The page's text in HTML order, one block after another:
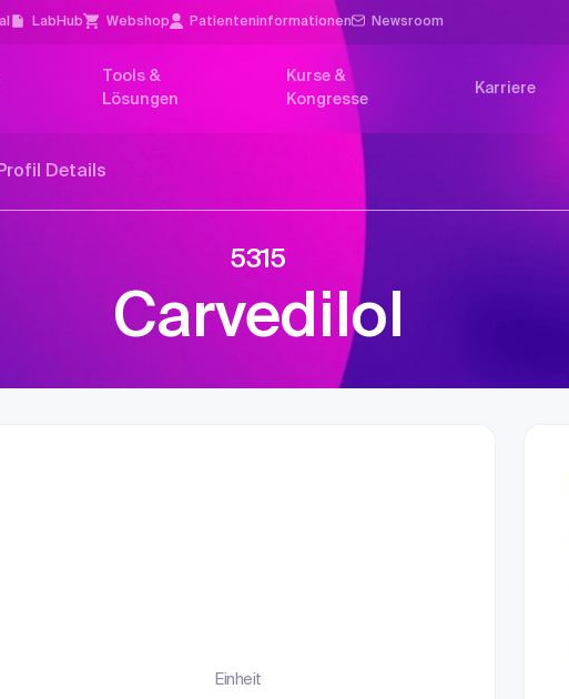
LabHub Webshop Patienten­informationen Newsroom
Tools &
Lösungen
Kurse &
Kongresse
Karriere
Profil Details
5315
Carvedilol
Einheit